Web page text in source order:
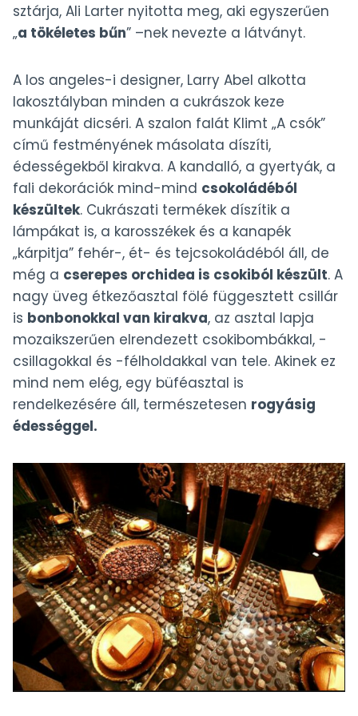
sztárja, Ali Larter nyitotta meg, aki egyszerűen
„a tökéletes bűn” –nek nevezte a látványt.
A los angeles-i designer, Larry Abel alkotta
lakosztályban minden a cukrászok keze
munkáját dicséri. A szalon falát Klimt „A csók”
című festményének másolata díszíti,
édességekből kirakva. A kandalló, a gyertyák, a
fali dekorációk mind-mind csokoládéból
készültek. Cukrászati termékek díszítik a
lámpákat is, a karosszékek és a kanapék
„kárpitja” fehér-, ét- és tejcsokoládéból áll, de
még a cserepes orchidea is csokiból készült. A
nagy üveg étkezőasztal fölé függesztett csillár
is bonbonokkal van kirakva, az asztal lapja
mozaikszerűen elrendezett csokibombákkal, -
csillagokkal és -félholdakkal van tele. Akinek ez
mind nem elég, egy büféasztal is
rendelkezésére áll, természetesen rogyásig
édességgel.